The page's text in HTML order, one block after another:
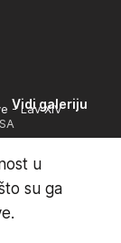
Vidi galeriju
- Lav XIV
u
su ga